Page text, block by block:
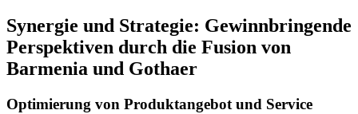
Synergie und Strategie: Gewinnbringende
Perspektiven durch die Fusion von
Barmenia und Gothaer
Optimierung von Produktangebot und Service